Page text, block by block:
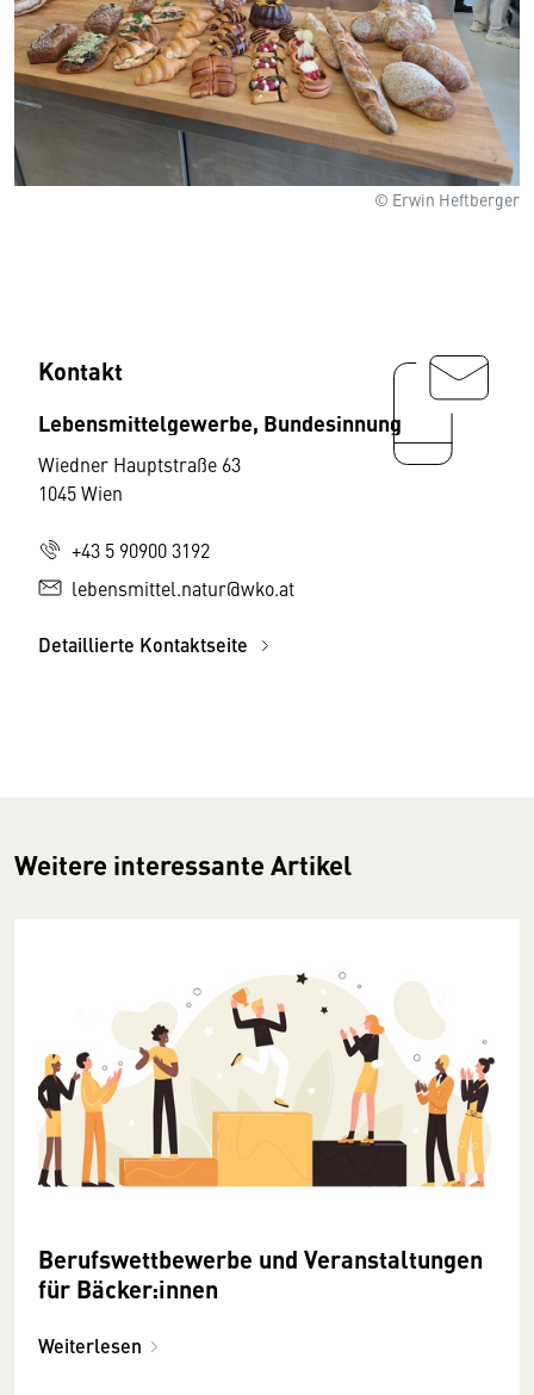
© Erwin Heftberger
Kontakt
Lebensmittelgewerbe, Bundesinnung
Wiedner Hauptstraße 63
1045 Wien
+43 5 90900 3192
lebensmittel.natur@wko.at
Detaillierte Kontaktseite
Weitere interessante Artikel
Berufswettbewerbe und Veranstaltungen
für Bäcker:innen
Weiterlesen